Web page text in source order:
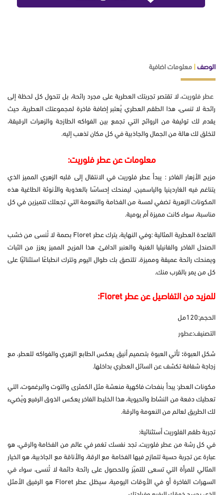
الوصف|معلومات اضافية
عطر فلوريت، لا تقتصر تجربتك العطرية على مجرد رائحة، بل تتحول كل لحظة إلى
رائحة لا تنسى، هذا الطقم العطري يُعتبر إضافة فاخرة لمجموعتك العطرية، حيث
يقدم لك توليفة من الروائح التي تجمع بين الفواكه الطازجة والزهرات الرقيقة،
لتخلق لك هالة من الجمال والجاذبية في كل مكان تذهب إليه.
معلومات عن عطر فلوريت:
مزيج الأزهار الفاخر : يبدأ عطر فلوريت في الانتقال إلى قلبه الزهري المميز الذي
يتناغم فيه الغاردينيا والياسمين، ليمنحك إحساسًا بالعذوبة والأنوثة الطاغية هذه
المكونات الزهرية تضفي لمسة من الفخامة والنعومة التي تجعلك تتميزين في كل
مناسبة، سواء كانت مميزة أم يومية.
القاعدة العطرية المثالية :وفي النهاية، يترك عطر Floret بصمة لا تُنسى من خشب
الصندل الفاخر والفانيليا الغنية والعنبر الدافئ، هذا المزيج المميز يعزز من الثبات
ويمنحك رائحة عميقة ومميزة، تلتصق بك طوال اليوم وتترك انطباعًا استثنائيًا على
كل من يمر بالقرب منك.
للمزيد من التفاصيل عن عطر Floret:
الحجم:120مل
التصنيف:عطور
شكل العبوة: تأتي العبوة بتصميم أنيق يعكس الطابع الزهري والفواكه للعطر، مع
زجاجة شفافة تكشف عن السائل العطري بداخلها.
مكونات العطر: يبدأ بنفحات فاكهية منعشة مثل الكمثرى والتوت والبرغموت، التي
تعطيك دفعة من النشاط والحيوية، هذا الخليط الفاخر يعكس الذوق الرفيع ويُضيء
لك الطريق لعالم من النعومة والرقة.
تجربة طقم الفلوريت أستثنائية:
في كل رشة من عطر فلوريت، تجد نفسك تغمر في عالم من الفخامة والرقي، هو
عبارة عن تجربة حسية تتمازج فيها الفخامة مع الرقة، والأناقة مع الجاذبية، هو الخيار
المثالي للمرأة التي تسعى للتميّز وللحصول على رائحة دائمة لا تُنسى، سواء في
السهرات الفاخرة أو في الأوقات اليومية، سيظل عطر Floret هو الرفيق الأمثل